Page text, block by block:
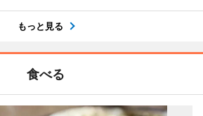
もっと見る
食べる